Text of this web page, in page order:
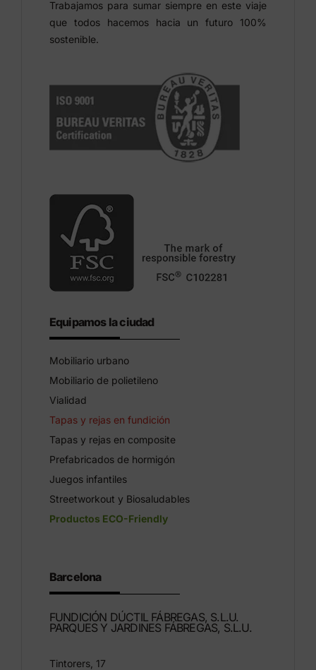
Trabajamos para sumar siempre en este viaje
que todos hacemos hacia un futuro 100%
sostenible.
Equipamos la ciudad
Mobiliario urbano
Mobiliario de polietileno
Vialidad
Tapas y rejas en fundición
Tapas y rejas en composite
Prefabricados de hormigón
Juegos infantiles
Streetworkout y Biosaludables
Productos ECO-Friendly
Barcelona
FUNDICIÓN DÚCTIL FÁBREGAS, S.L.U.
PARQUES Y JARDINES FÁBREGAS, S.L.U.
Tintorers, 17